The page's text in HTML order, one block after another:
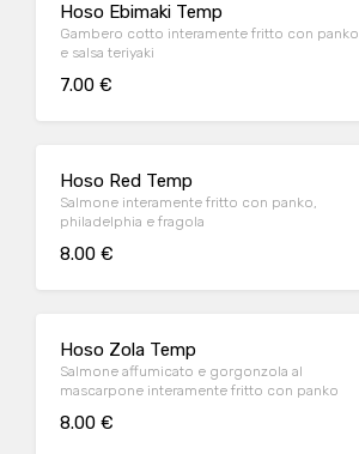
Hoso Ebimaki Temp
Gambero cotto interamente fritto con panko
e salsa teriyaki
7.00 €
Hoso Red Temp
Salmone interamente fritto con panko,
philadelphia e fragola
8.00 €
Hoso Zola Temp
Salmone affumicato e gorgonzola al
mascarpone interamente fritto con panko
8.00 €